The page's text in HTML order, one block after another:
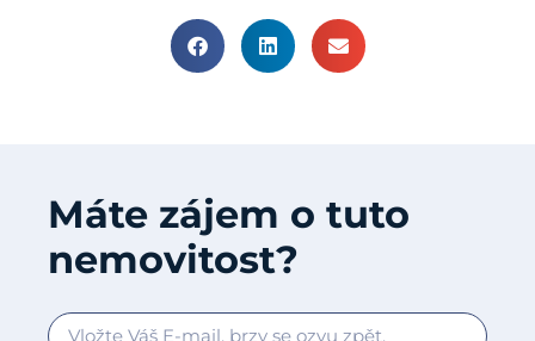
Máte zájem o tuto
nemovitost?